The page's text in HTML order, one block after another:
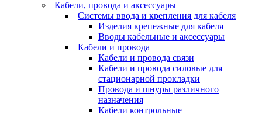
Кабели, провода и аксессуары
Системы ввода и крепления для кабеля
Изделия крепежные для кабеля
Вводы кабельные и аксессуары
Кабели и провода
Кабели и провода связи
Кабели и провода силовые для
стационарной прокладки
Провода и шнуры различного
назначения
Кабели контрольные